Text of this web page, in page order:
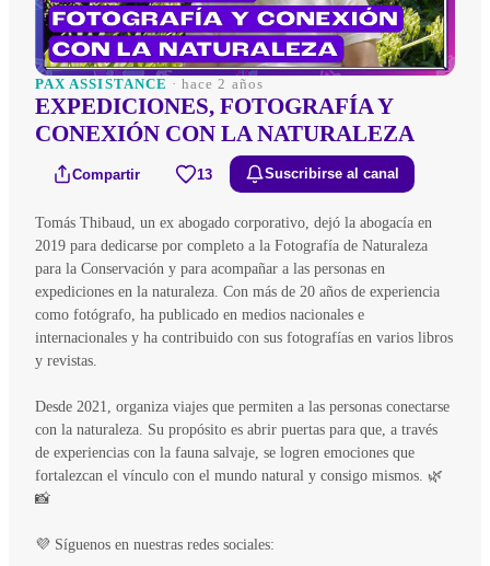
PAX ASSISTANCE · hace 2 años
EXPEDICIONES, FOTOGRAFÍA Y
CONEXIÓN CON LA NATURALEZA
Compartir 13 Suscribirse al canal
Tomás Thibaud, un ex abogado corporativo, dejó la abogacía en
2019 para dedicarse por completo a la Fotografía de Naturaleza
para la Conservación y para acompañar a las personas en
expediciones en la naturaleza. Con más de 20 años de experiencia
como fotógrafo, ha publicado en medios nacionales e
internacionales y ha contribuido con sus fotografías en varios libros
y revistas.
Desde 2021, organiza viajes que permiten a las personas conectarse
con la naturaleza. Su propósito es abrir puertas para que, a través
de experiencias con la fauna salvaje, se logren emociones que
fortalezcan el vínculo con el mundo natural y consigo mismos. 🌿
📸
💜 Síguenos en nuestras redes sociales: